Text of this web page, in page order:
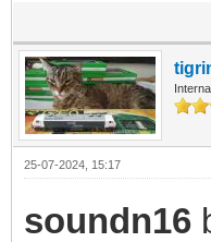
25-07-2024, 15:17
soundn16